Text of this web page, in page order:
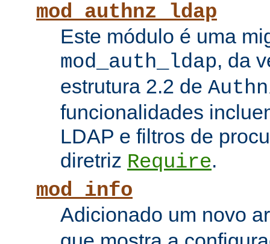
mod_authnz_ldap
Este módulo é uma
mod_auth_ldap, da
estrutura 2.2 de
funcionalidades
LDAP e filtros de
diretriz Require.
mod_info
Adicionado um novo